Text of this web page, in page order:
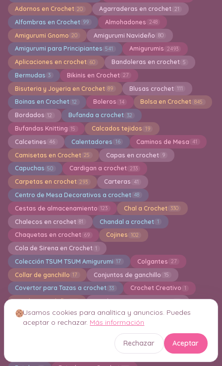
Adornos en Crochet 20 Agarraderas en crochet 21
Alfombras en Crochet 99 Almohadones 248
Amigurumi Gnomo 20 Amigurumi Navideño 80
Amigurumi para Principiantes 541 Amigurumis 2493
Aplicaciones en crochet 60 Bandoleras en crochet 5
Bermudas 3 Bikinis en Crochet 27
Bisuteria y Joyeria en Crochet 89 Blusas crochet 111
Boinas en Crochet 12 Boleros 14 Bolsa en Crochet 845
Bordados 12 Bufanda a crochet 32
Bufandas Knitting 15 Calcados tejidos 19
Calcetines 46 Calentadores 16 Caminos de Mesa 41
Camisetas en Crochet 25 Capas en crochet 9
Capuchas 50 Cardigan a crochet 233
Carpetas en crochet 293 Carteras 41
Centro de Mesa Decorativos a crochet 48
Cestas de almacenamiento 123 Chal a Crochet 330
Chalecos en crochet 81 Chandal a crochet 1
Chaquetas en crochet 69 Cojines 102
Cola de Sirena en Crochet 1
Colección TSUM TSUM Amigurumi 17 Colgantes 27
Collar de ganchillo 17 Conjuntos de ganchillo 15
Covertor para Tazas a crochet 33 Crochet Creativo 1
Crochet navideño 113 Crochet para Principantes 41
Cuadros de la Abuela en Crochet 49 Cuellos en Crochet
Cuidados para Nuestros Tejedores 1 Decor
Delantal en Crochet 1
Esponjas de baño en Crochet 5
Usamos cookies para analítica y anuncios. Puedes
aceptar o rechazar. Más información
Rechazar Aceptar